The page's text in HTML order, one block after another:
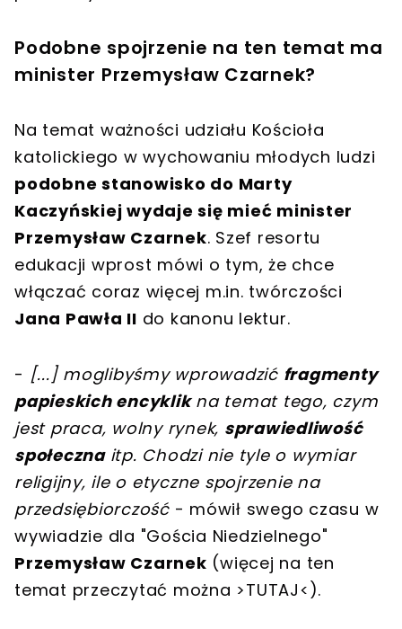
Podobne spojrzenie na ten temat ma
minister Przemysław Czarnek?
Na temat ważności udziału Kościoła
katolickiego w wychowaniu młodych ludzi
podobne stanowisko do Marty
Kaczyńskiej wydaje się mieć minister
Przemysław Czarnek. Szef resortu
edukacji wprost mówi o tym, że chce
włączać coraz więcej m.in. twórczości
Jana Pawła II do kanonu lektur.
- [...]moglibyśmy wprowadzić fragmenty
papieskich encyklikna temat tego, czym
jest praca, wolny rynek, sprawiedliwość
społecznaitp. Chodzi nie tyle o wymiar
religijny, ile o etyczne spojrzenie na
przedsiębiorczość- mówił swego czasu w
wywiadzie dla "Gościa Niedzielnego"
Przemysław Czarnek (więcej na ten
temat przeczytać można >TUTAJ<).